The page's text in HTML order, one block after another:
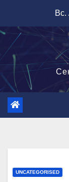
содержимому
Вс.
UNCATEGORISED